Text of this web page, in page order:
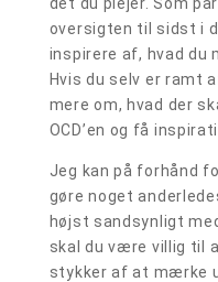
oversigten til sidst i
inspirere af, hvad du
Hvis du selv er ramt
mere om, hvad der
OCD’en og få
Jeg kan på forhånd
gøre noget
højst sandsynligt
skal du være villig til
stykker af at mærke